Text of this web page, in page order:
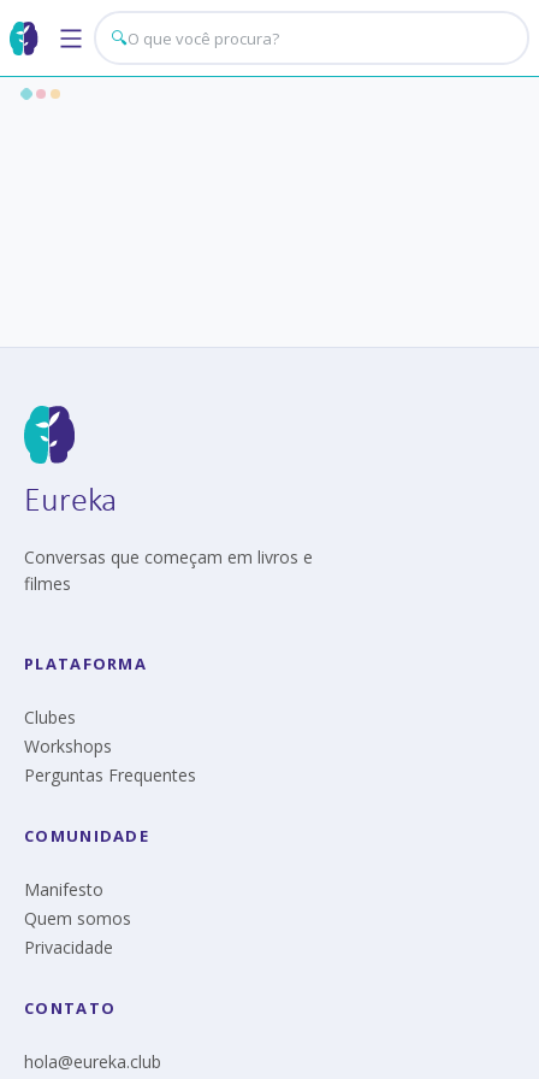
🔍
Eureka
Conversas que começam em livros e
filmes
PLATAFORMA
Clubes
Workshops
Perguntas Frequentes
COMUNIDADE
Manifesto
Quem somos
Privacidade
CONTATO
hola@eureka.club